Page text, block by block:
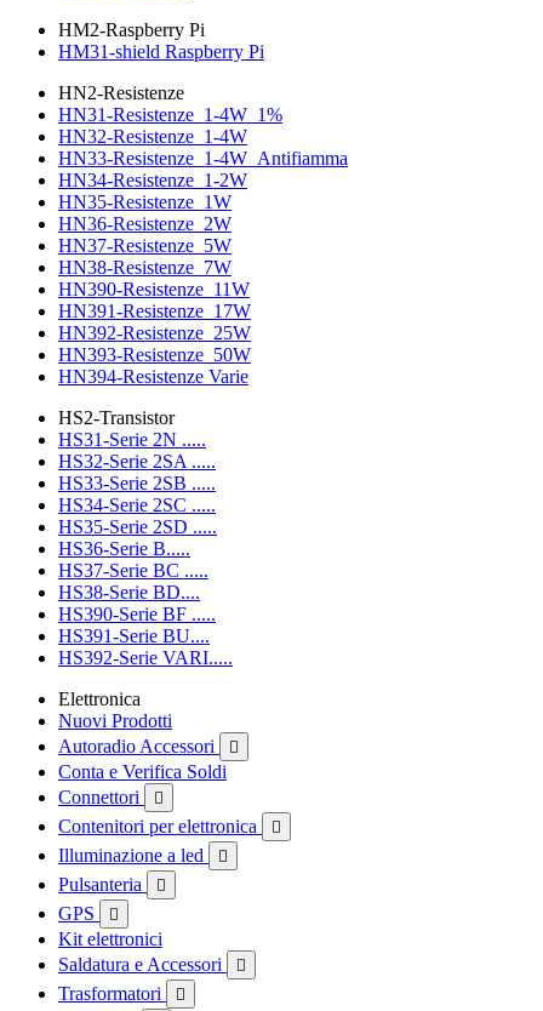
HM2-Raspberry Pi
HM31-shield Raspberry Pi
HN2-Resistenze
HN31-Resistenze_1-4W_1%
HN32-Resistenze_1-4W
HN33-Resistenze_1-4W_Antifiamma
HN34-Resistenze_1-2W
HN35-Resistenze_1W
HN36-Resistenze_2W
HN37-Resistenze_5W
HN38-Resistenze_7W
HN390-Resistenze_11W
HN391-Resistenze_17W
HN392-Resistenze_25W
HN393-Resistenze_50W
HN394-Resistenze Varie
HS2-Transistor
HS31-Serie 2N .....
HS32-Serie 2SA .....
HS33-Serie 2SB .....
HS34-Serie 2SC .....
HS35-Serie 2SD .....
HS36-Serie B.....
HS37-Serie BC .....
HS38-Serie BD....
HS390-Serie BF .....
HS391-Serie BU....
HS392-Serie VARI.....
Elettronica
Nuovi Prodotti
Autoradio Accessori

Conta e Verifica Soldi
Connettori

Contenitori per elettronica 
Illuminazione a led 
Pulsanteria 
GPS 
Kit elettronici
Saldatura e Accessori

Trasformatori 